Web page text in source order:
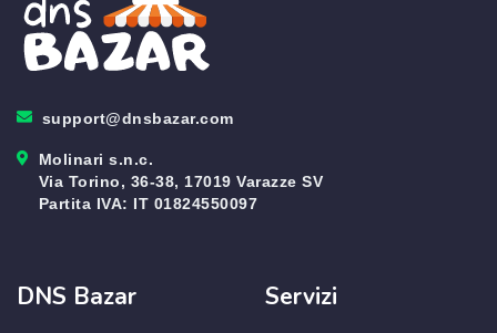
support@dnsbazar.com
Molinari s.n.c.
Via Torino, 36-38, 17019 Varazze SV
Partita IVA: IT 01824550097
DNS Bazar Servizi